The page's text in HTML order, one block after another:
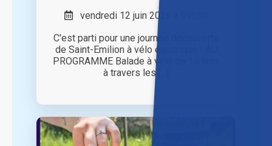
vendredi 12 juin 2026 à 09h30
C'est parti pour une journée découverte
de Saint-Emilion à vélo électrique ! AU
PROGRAMME Balade à vélo de 15 kms
à travers les [...]